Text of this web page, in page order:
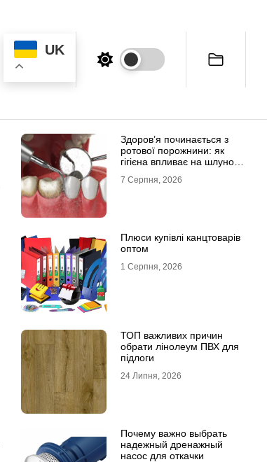
UK
Здоров’я починається з
ротової порожнини: як
гігієна впливає на шлунок
7 Серпня, 2026
Плюси купівлі канцтоварів
оптом
1 Серпня, 2026
ТОП важливих причин
обрати лінолеум ПВХ для
підлоги
24 Липня, 2026
Почему важно выбрать
надежный дренажный
насос для откачки